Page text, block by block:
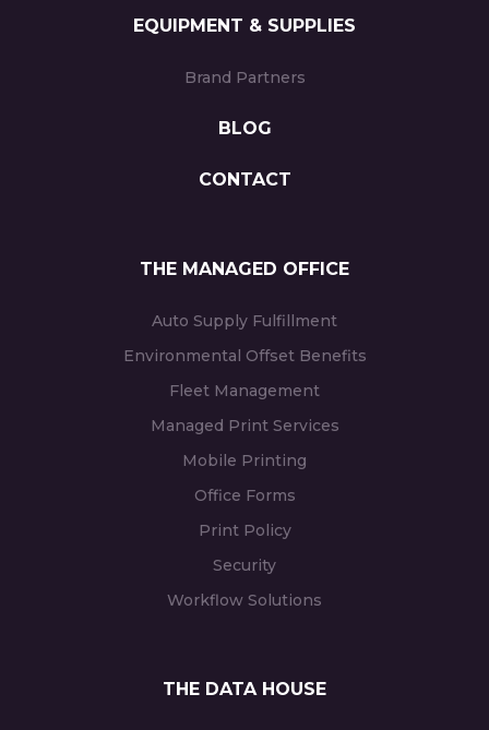
EQUIPMENT & SUPPLIES
Brand Partners
BLOG
CONTACT
THE MANAGED OFFICE
Auto Supply Fulfillment
Environmental Offset Benefits
Fleet Management
Managed Print Services
Mobile Printing
Office Forms
Print Policy
Security
Workflow Solutions
THE DATA HOUSE